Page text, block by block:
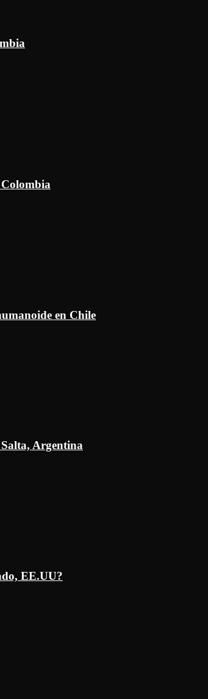
Colombia
en Chile
Argentina
EE.UU?